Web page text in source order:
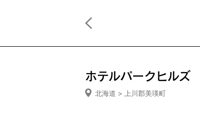
ホテルパークヒルズ
北海道 > 上川郡美瑛町